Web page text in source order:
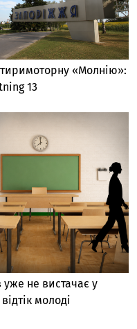
«Молнію»:
13
уже не вистачає у
молоді